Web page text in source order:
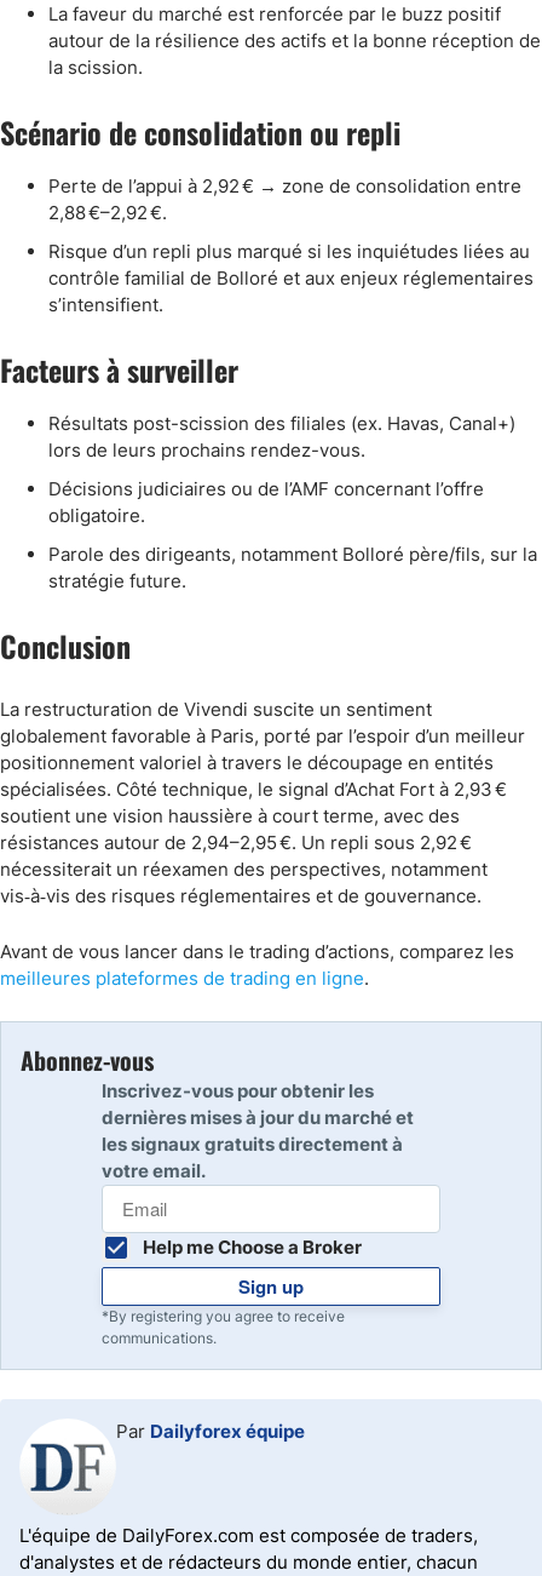
La faveur du marché est renforcée par le buzz positif
autour de la résilience des actifs et la bonne réception de
la scission.
Scénario de consolidation ou repli
Perte de l’appui à 2,92 € → zone de consolidation entre
2,88 €–2,92 €.
Risque d’un repli plus marqué si les inquiétudes liées au
contrôle familial de Bolloré et aux enjeux réglementaires
s’intensifient.
Facteurs à surveiller
Résultats post-scission des filiales (ex. Havas, Canal+)
lors de leurs prochains rendez-vous.
Décisions judiciaires ou de l’AMF concernant l’offre
obligatoire.
Parole des dirigeants, notamment Bolloré père/fils, sur la
stratégie future.
Conclusion
La restructuration de Vivendi suscite un sentiment
globalement favorable à Paris, porté par l’espoir d’un meilleur
positionnement valoriel à travers le découpage en entités
spécialisées. Côté technique, le signal d’Achat Fort à 2,93 €
soutient une vision haussière à court terme, avec des
résistances autour de 2,94–2,95 €. Un repli sous 2,92 €
nécessiterait un réexamen des perspectives, notamment
vis‑à‑vis des risques réglementaires et de gouvernance.
Avant de vous lancer dans le trading d’actions, comparez les
meilleures plateformes de trading en ligne.
Abonnez-vous
Inscrivez-vous pour obtenir les
dernières mises à jour du marché et
les signaux gratuits directement à
votre email.
Help me Choose a Broker
Sign up
*By registering you agree to receive
communications.
Par Dailyforex équipe
L'équipe de DailyForex.com est composée de traders,
d'analystes et de rédacteurs du monde entier, chacun